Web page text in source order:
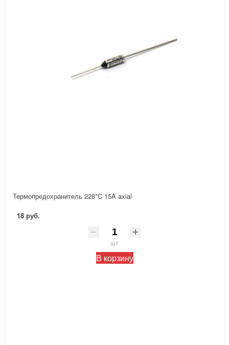
Термопредохранитель 228*C 15A axial
18 руб.
шт
В корзину